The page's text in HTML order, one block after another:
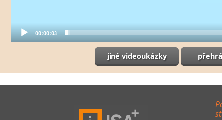
00:00:03
jiné videoukázky